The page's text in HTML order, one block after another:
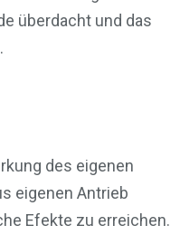
überdacht und das
des eigenen
eigenen Antrieb
Efekte zu erreichen.